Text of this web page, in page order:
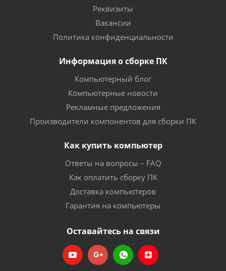
Реквизиты
Вакансии
Политика конфиденциальности
Информация о сборке ПК
Компьютерный блог
Компьютерные новости
Рекламные предложения
Производители компонентов для сборки ПК
Как купить компьютер
Ответы на вопросы – FAQ
Как оплатить сборку ПК
Доставка компьютеров
Гарантия на компьютеры
Оставайтесь на связи